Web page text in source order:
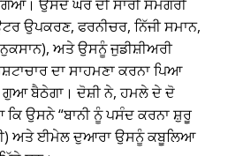
ਉਸਦੇ ਘਰ ਦੀ ਸਾਰੀ ਸਮੱਗਰੀ
ਉਪਕਰਣ, ਫਰਨੀਚਰ, ਨਿੱਜੀ ਸਮਾਨ,
ਅਤੇ ਉਸਨੂੰ ਜੁਡੀਸ਼ੀਅਰੀ
ਦਾ ਸਾਹਮਣਾ ਕਰਨਾ ਪਿਆ
ਬੈਠੇਗਾ। ਦੋਸ਼ੀ ਨੇ, ਹਮਲੇ ਦੇ ਦੋ
ਕਿ ਉਸਨੇ ਬਾਨੀ ਨੂੰ ਪਸੰਦ ਕਰਨਾ ਸ਼ੁਰੂ
ਅਤੇ ਈਮੇਲ ਦੁਆਰਾ ਉਸਨੂੰ ਕਬੂਲਿਆ